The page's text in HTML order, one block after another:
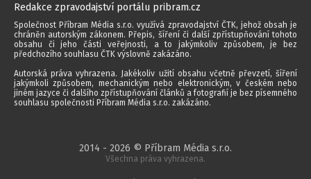
Redakce zpravodajství portálu pribram.cz
Společnost Příbram Média s.r.o. využívá zpravodajství ČTK, jehož obsah je
chráněn autorským zákonem. Přepis, šíření či další zpřístupňování tohoto
obsahu či jeho části veřejnosti, a to jakýmkoliv způsobem, je bez
předchozího souhlasu ČTK výslovně zakázáno.
Autorská práva vyhrazena. Jakékoliv užití obsahu včetně převzetí, šíření
jakýmkoli způsobem, mechanickým nebo elektronickým, v českém nebo
jiném jazyce či dalšího zpřístupňování článků a fotografií je bez písemného
souhlasu společnosti Příbram Média s.r.o. zakázáno.
2014 - 2026 © Příbram Média s.r.o.
Všechna práva vyhrazena.